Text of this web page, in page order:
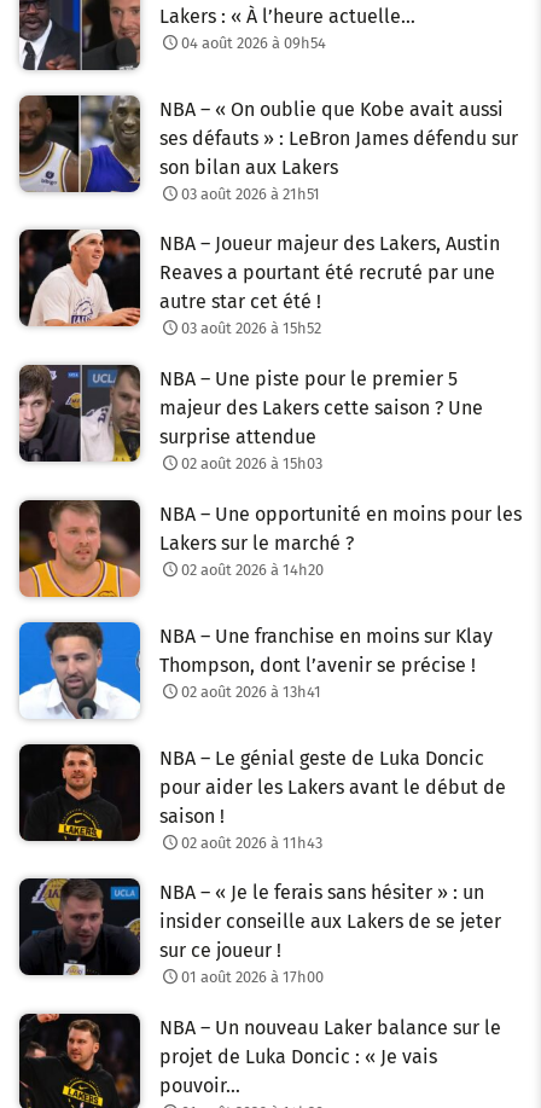
Lakers : « À l’heure actuelle…
04 août 2026 à 09h54
NBA – « On oublie que Kobe avait aussi
ses défauts » : LeBron James défendu sur
son bilan aux Lakers
03 août 2026 à 21h51
NBA – Joueur majeur des Lakers, Austin
Reaves a pourtant été recruté par une
autre star cet été !
03 août 2026 à 15h52
NBA – Une piste pour le premier 5
majeur des Lakers cette saison ? Une
surprise attendue
02 août 2026 à 15h03
NBA – Une opportunité en moins pour les
Lakers sur le marché ?
02 août 2026 à 14h20
NBA – Une franchise en moins sur Klay
Thompson, dont l’avenir se précise !
02 août 2026 à 13h41
NBA – Le génial geste de Luka Doncic
pour aider les Lakers avant le début de
saison !
02 août 2026 à 11h43
NBA – « Je le ferais sans hésiter » : un
insider conseille aux Lakers de se jeter
sur ce joueur !
01 août 2026 à 17h00
NBA – Un nouveau Laker balance sur le
projet de Luka Doncic : « Je vais
pouvoir…